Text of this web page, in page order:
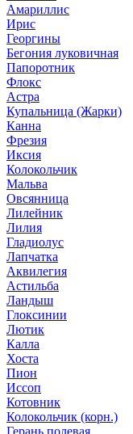
Амариллис
Ирис
Георгины
Бегония луковичная
Папоротник
Флокс
Астра
Купальница (Жарки)
Канна
Фрезия
Иксия
Колокольчик
Мальва
Овсянница
Лилейник
Лилия
Гладиолус
Лапчатка
Аквилегия
Астильба
Ландыш
Глоксинии
Лютик
Калла
Хоста
Пион
Иссоп
Котовник
Колокольчик (корн.)
Герань полевая